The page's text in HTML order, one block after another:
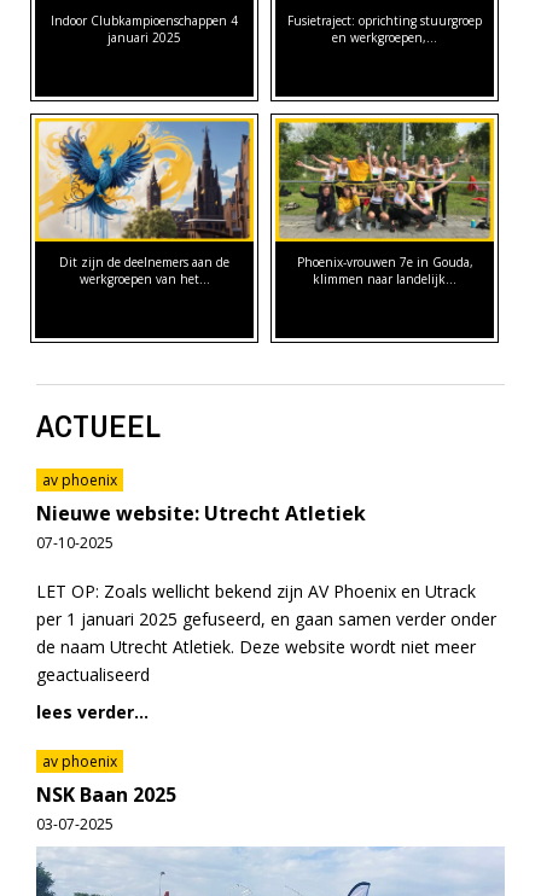
Indoor Clubkampioenschappen 4
januari 2025
Fusietraject: oprichting stuurgroep
en werkgroepen,…
Dit zijn de deelnemers aan de
werkgroepen van het…
Phoenix-vrouwen 7e in Gouda,
klimmen naar landelijk…
ACTUEEL
av phoenix
Nieuwe website: Utrecht Atletiek
07-10-2025
LET OP: Zoals wellicht bekend zijn AV Phoenix en Utrack
per 1 januari 2025 gefuseerd, en gaan samen verder onder
de naam Utrecht Atletiek. Deze website wordt niet meer
geactualiseerd
lees verder...
av phoenix
NSK Baan 2025
03-07-2025